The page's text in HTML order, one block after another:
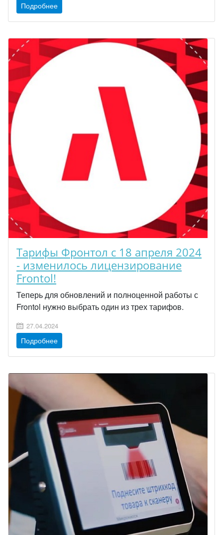
Подробнее
Тарифы Фронтол с 18 апреля 2024
- изменилось лицензирование
Frontol!
Теперь для обновлений и полноценной работы с
Frontol нужно выбрать один из трех тарифов.
27.04.2024
Подробнее